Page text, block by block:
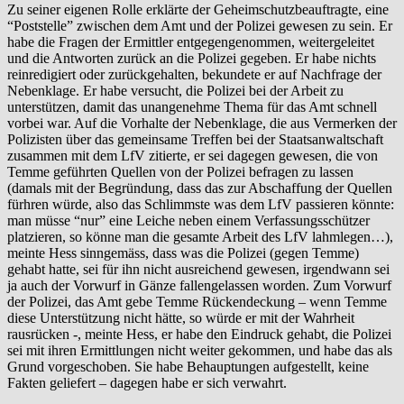
Zu seiner eigenen Rolle erklärte der Geheimschutzbeauftragte, eine
“Poststelle” zwischen dem Amt und der Polizei gewesen zu sein. Er
habe die Fragen der Ermittler entgegengenommen, weitergeleitet
und die Antworten zurück an die Polizei gegeben. Er habe nichts
reinredigiert oder zurückgehalten, bekundete er auf Nachfrage der
Nebenklage. Er habe versucht, die Polizei bei der Arbeit zu
unterstützen, damit das unangenehme Thema für das Amt schnell
vorbei war. Auf die Vorhalte der Nebenklage, die aus Vermerken der
Polizisten über das gemeinsame Treffen bei der Staatsanwaltschaft
zusammen mit dem LfV zitierte, er sei dagegen gewesen, die von
Temme geführten Quellen von der Polizei befragen zu lassen
(damals mit der Begründung, dass das zur Abschaffung der Quellen
fürhren würde, also das Schlimmste was dem LfV passieren könnte:
man müsse “nur” eine Leiche neben einem Verfassungsschützer
platzieren, so könne man die gesamte Arbeit des LfV lahmlegen…),
meinte Hess sinngemäss, dass was die Polizei (gegen Temme)
gehabt hatte, sei für ihn nicht ausreichend gewesen, irgendwann sei
ja auch der Vorwurf in Gänze fallengelassen worden. Zum Vorwurf
der Polizei, das Amt gebe Temme Rückendeckung – wenn Temme
diese Unterstützung nicht hätte, so würde er mit der Wahrheit
rausrücken -, meinte Hess, er habe den Eindruck gehabt, die Polizei
sei mit ihren Ermittlungen nicht weiter gekommen, und habe das als
Grund vorgeschoben. Sie habe Behauptungen aufgestellt, keine
Fakten geliefert – dagegen habe er sich verwahrt.